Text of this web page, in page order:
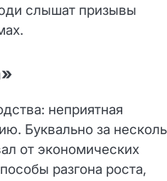
слышат призывы
неприятная
Буквально за
от экономических
разгона роста,